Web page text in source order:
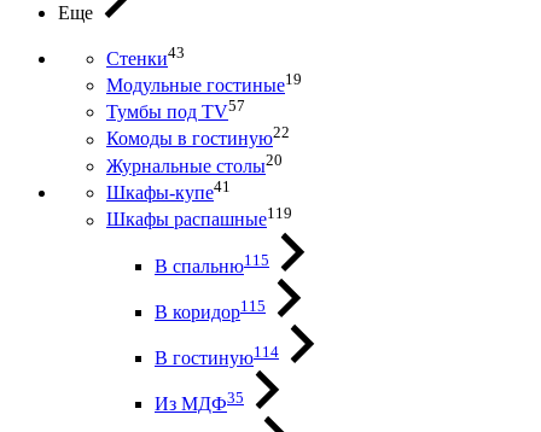
Еще
Стенки43
Модульные гостиные19
Тумбы под ТV57
Комоды в гостиную22
Журнальные столы20
Шкафы-купе41
Шкафы распашные119
В спальню115
В коридор115
В гостиную114
Из МДФ35